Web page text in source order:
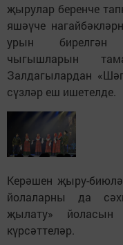
җырулар беренче
яшәүче
урын бирелгән
чыгышларын
Залдагылардан
сүзләр еш ишетелде.
Керәшен җыру-
йолаларны да
җылату»
күрсәттеләр.